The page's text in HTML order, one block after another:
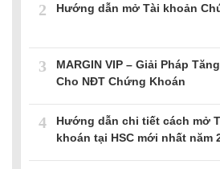
2 Hướng dẫn mở Tài khoản
3
MARGIN VIP – Giải Pháp
Cho NĐT Chứng Khoán
4
Hướng dẫn chi tiết cách mở
khoán tại HSC mới nhất năm